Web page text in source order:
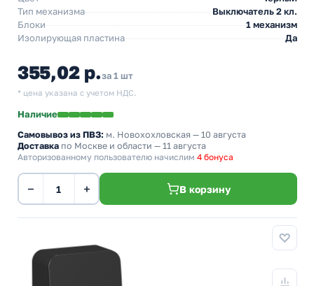
Тип механизма
Выключатель 2 кл.
Блоки
1 механизм
Изолирующая пластина
Да
355,02 р.за 1 шт
* цена указана с учетом НДС.
Наличие
Самовывоз из ПВЗ: м. Новохохловская — 10 августа
Доставка по Москве и области — 11 августа
Авторизованному пользователю начислим 4 бонуса
− + В корзину